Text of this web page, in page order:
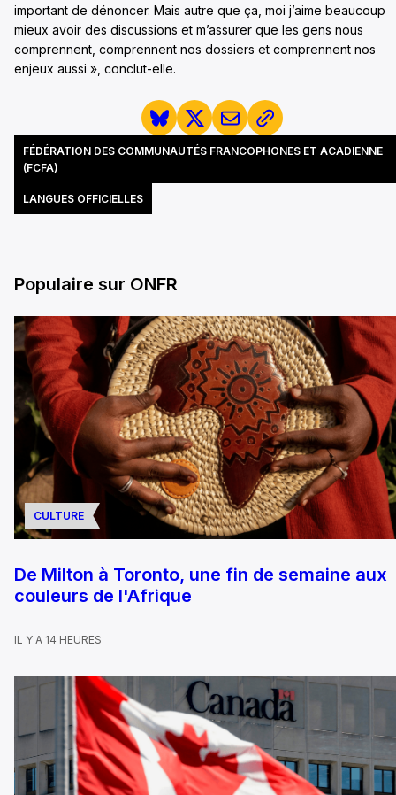
important de dénoncer. Mais autre que ça, moi j’aime beaucoup
mieux avoir des discussions et m’assurer que les gens nous
comprennent, comprennent nos dossiers et comprennent nos
enjeux aussi », conclut-elle.
FÉDÉRATION DES COMMUNAUTÉS FRANCOPHONES ET ACADIENNE
(FCFA)
LANGUES OFFICIELLES
Populaire sur ONFR
CULTURE
De Milton à Toronto, une fin de semaine aux
couleurs de l'Afrique
IL Y A 14 HEURES